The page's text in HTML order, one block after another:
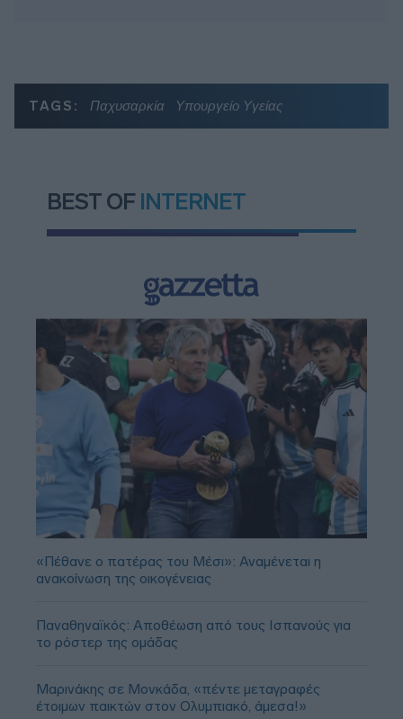
TAGS: Παχυσαρκία Υπουργείο Υγείας
BEST OF INTERNET
«Πέθανε ο πατέρας του Μέσι»: Αναμένεται η
ανακοίνωση της οικογένειας
Παναθηναϊκός: Αποθέωση από τους Ισπανούς για
το ρόστερ της ομάδας
Μαρινάκης σε Μονκάδα, «πέντε μεταγραφές
έτοιμων παικτών στον Ολυμπιακό, άμεσα!»